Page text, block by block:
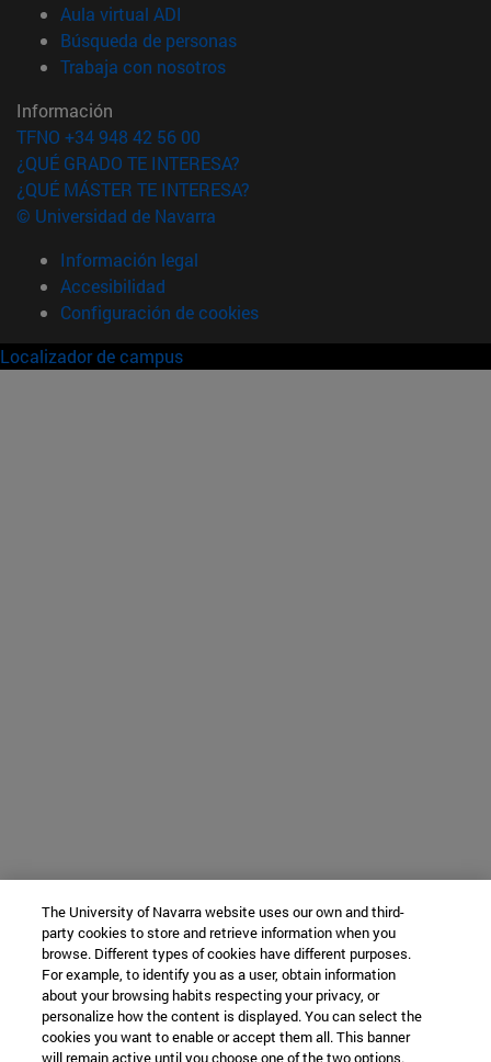
Aula virtual ADI
Búsqueda de personas(abre en nueva ventana)
Trabaja con nosotros(abre en nueva ventana)
Información
TFNO +34 948 42 56 00
¿QUÉ GRADO TE INTERESA?
¿QUÉ MÁSTER TE INTERESA?
© Universidad de Navarra
Información legal
Accesibilidad
Configuración de cookies
Localizador de campus
The University of Navarra website uses our own and third-
party cookies to store and retrieve information when you
browse. Different types of cookies have different purposes.
For example, to identify you as a user, obtain information
about your browsing habits respecting your privacy, or
personalize how the content is displayed. You can select the
cookies you want to enable or accept them all. This banner
will remain active until you choose one of the two options.